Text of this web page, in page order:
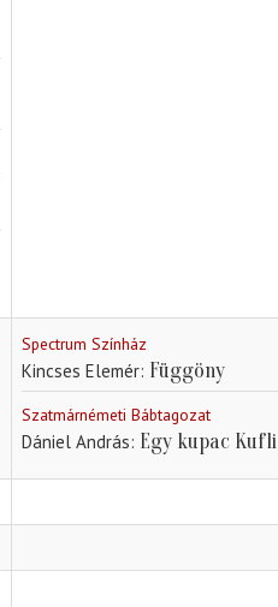
Spectrum Színház
Kincses Elemér Függöny
Szatmárnémeti Bábtagozat
Dániel András Egy kupac Kufli